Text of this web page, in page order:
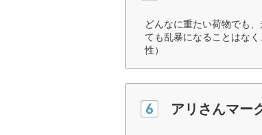
どんなに重たい荷物でも
ても乱暴になることはな
性）
アリさんマー